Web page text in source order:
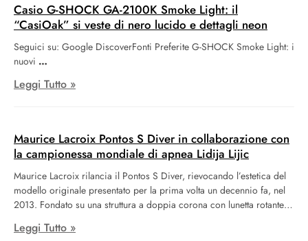
Casio G-SHOCK GA-2100K Smoke Light: il
“CasiOak” si veste di nero lucido e dettagli neon
Seguici su: Google DiscoverFonti Preferite G-SHOCK Smoke Light: i
nuovi
Leggi Tutto »
Maurice Lacroix Pontos S Diver in collaborazione con
la campionessa mondiale di apnea Lidija Lijic
Maurice Lacroix rilancia il Pontos S Diver, rievocando l’estetica del
modello originale presentato per la prima volta un decennio fa, nel
2013. Fondato su una struttura a doppia corona con lunetta rotante
pochi anni per permettere alla casa di concentrarsi sulla sua
Leggi Tutto »